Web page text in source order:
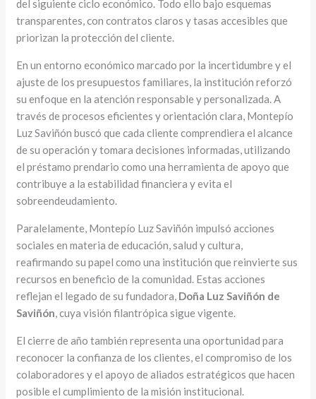
del siguiente ciclo económico. Todo ello bajo esquemas
transparentes, con contratos claros y tasas accesibles que
priorizan la protección del cliente.
En un entorno económico marcado por la incertidumbre y el
ajuste de los presupuestos familiares, la institución reforzó
su enfoque en la atención responsable y personalizada. A
través de procesos eficientes y orientación clara, Montepío
Luz Saviñón buscó que cada cliente comprendiera el alcance
de su operación y tomara decisiones informadas, utilizando
el préstamo prendario como una herramienta de apoyo que
contribuye a la estabilidad financiera y evita el
sobreendeudamiento.
Paralelamente, Montepío Luz Saviñón impulsó acciones
sociales en materia de educación, salud y cultura,
reafirmando su papel como una institución que reinvierte sus
recursos en beneficio de la comunidad. Estas acciones
reflejan el legado de su fundadora, Doña Luz Saviñón de
Saviñón, cuya visión filantrópica sigue vigente.
El cierre de año también representa una oportunidad para
reconocer la confianza de los clientes, el compromiso de los
colaboradores y el apoyo de aliados estratégicos que hacen
posible el cumplimiento de la misión institucional.